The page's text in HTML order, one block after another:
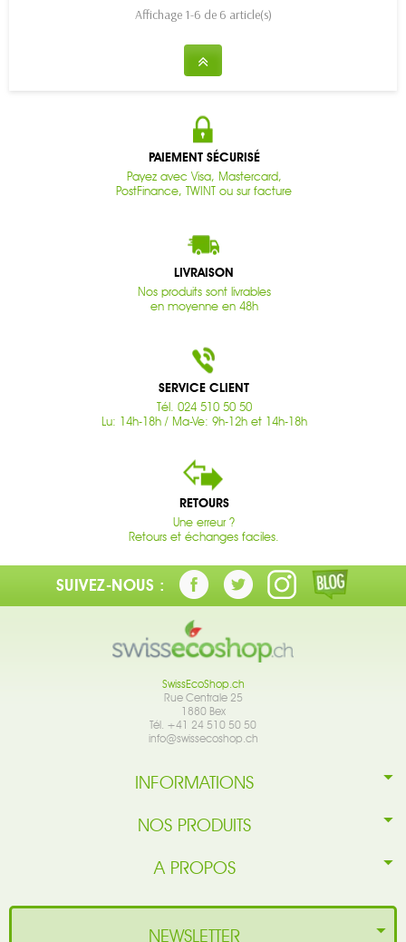
Affichage 1-6 de 6 article(s)
PAIEMENT SÉCURISÉ
Payez avec Visa, Mastercard,
PostFinance, TWINT ou sur facture
LIVRAISON
Nos produits sont livrables
en moyenne en 48h
SERVICE CLIENT
Tél. 024 510 50 50
Lu: 14h-18h / Ma-Ve: 9h-12h et 14h-18h
RETOURS
Une erreur ?
Retours et échanges faciles.
SUIVEZ-NOUS :
SwissEcoShop.ch
Rue Centrale 25
1880 Bex
Tél. +41 24 510 50 50
info@swissecoshop.ch
INFORMATIONS
NOS PRODUITS
A PROPOS
NEWSLETTER